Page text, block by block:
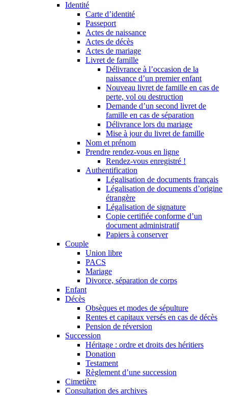
Identité
Carte d’identité
Passeport
Actes de naissance
Actes de décès
Actes de mariage
Livret de famille
Délivrance à l’occasion de la
naissance d’un premier enfant
Nouveau livret de famille en cas de
perte, vol ou destruction
Demande d’un second livret de
famille en cas de séparation
Délivrance lors du mariage
Mise à jour du livret de famille
Nom et prénom
Prendre rendez-vous en ligne
Rendez-vous enregistré !
Authentification
Légalisation de documents français
Légalisation de documents d’origine
étrangère
Légalisation de signature
Copie certifiée conforme d’un
document administratif
Papiers à conserver
Couple
Union libre
PACS
Mariage
Divorce, séparation de corps
Enfant
Décès
Obsèques et modes de sépulture
Rentes et capitaux versés en cas de décès
Pension de réversion
Succession
Héritage : ordre et droits des héritiers
Donation
Testament
Règlement d’une succession
Cimetière
Consultation des archives